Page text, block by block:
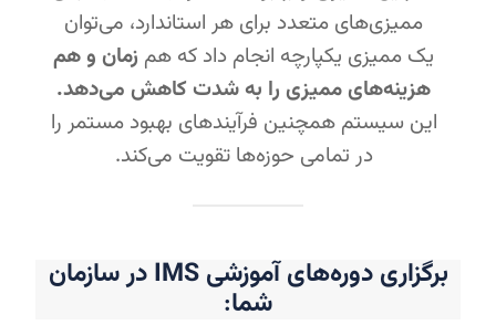
ممیزی‌های متعدد برای هر استاندارد، می‌توان
یک ممیزی یکپارچه انجام داد که هم زمان و هم
هزینه‌های ممیزی را به شدت کاهش می‌دهد.
این سیستم همچنین فرآیندهای بهبود مستمر را
در تمامی حوزه‌ها تقویت می‌کند.
برگزاری دوره‌های آموزشی IMS در سازمان
شما: